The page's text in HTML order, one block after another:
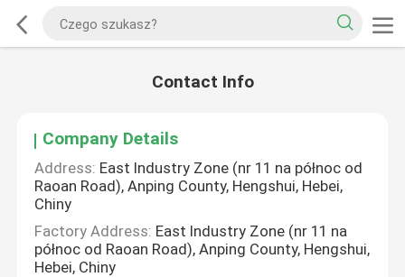
Contact Info
Company Details
Address: East Industry Zone (nr 11 na północ od
Raoan Road), Anping County, Hengshui, Hebei,
Chiny
Factory Address: East Industry Zone (nr 11 na
północ od Raoan Road), Anping County, Hengshui,
Hebei, Chiny